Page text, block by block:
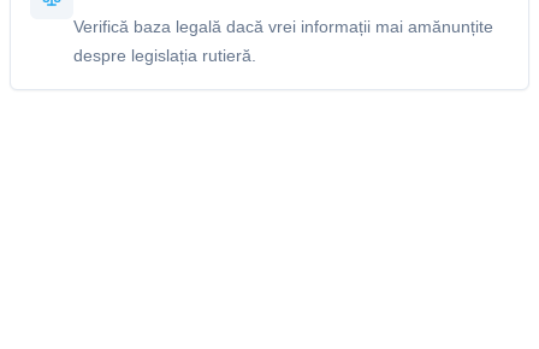
Verifică baza legală dacă vrei informații mai amănunțite
despre legislația rutieră.